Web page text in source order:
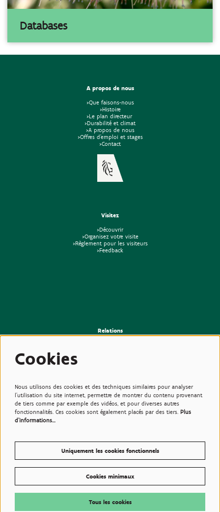
Databases
A propos de nous
>Que faisons-nous
>Histoire
>Le plan directeur
>Durabilité et climat
>A propos de nous
>Offres d'emploi et stages
>Contact
Visitez
>Découvrir
>Organisez votre visite
>Règlement pour les visiteurs
>Feedback
Relations
© Plantentuin Meise, BE0540708286, Nieuwelaan 38, 1860 Meise
Conditions d'utilisations
Cookies
Nous utilisons des cookies et des techniques similaires pour analyser
l'utilisation du site internet, permettre de montrer du contenu provenant
de tiers comme par exemple des vidéos, et pour diverses autres
fonctionnalités. Ces cookies sont également placés par des tiers. Plus
d'informations…
Uniquement les cookies fonctionnels
Cookies minimaux
Tous les cookies